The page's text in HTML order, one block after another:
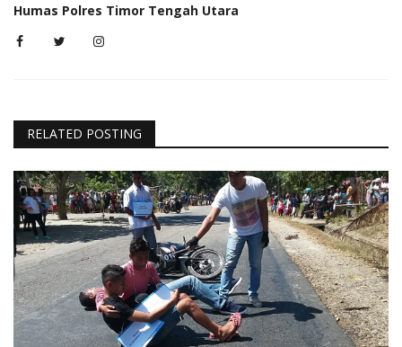
Humas Polres Timor Tengah Utara
RELATED POSTING